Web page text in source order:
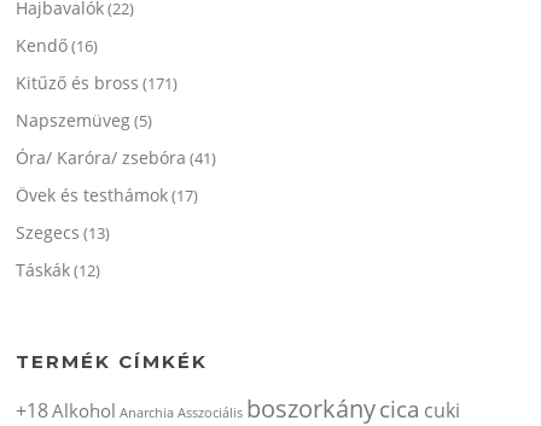
Hajbavalók(22)
Kendő(16)
Kitűző és bross (171)
Napszemüveg(5)
Óra/ Karóra/ zsebóra (41)
Övek és testhámok(17)
Szegecs (13)
Táskák(12)
TERMÉK CÍMKÉK
+18Alkohol Anarchia Asszociális boszorkánycica cuki